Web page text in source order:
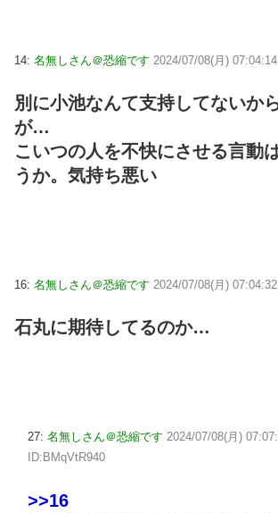
14: 名無しさん＠恐縮です 2024/07/08(月)
別に小池なんて支持してないか
が…
こいつの人を不快にさせる言動
うか。気持ち悪い
16: 名無しさん＠恐縮です 2024/07/08(月)
石丸に期待してるのか…
27: 名無しさん＠恐縮です 2024/07/08(月)
ID:BMqVtR940
>>16